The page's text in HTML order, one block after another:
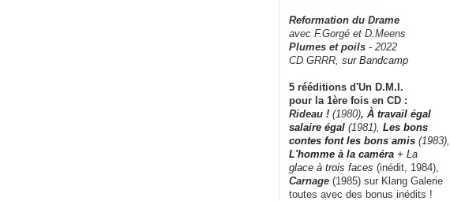
Reformation du Drame
avec F.Gorgé et D.Meens
Plumes et poils - 2022
CD GRRR, sur Bandcamp
5 rééditions d'Un D.M.I.
pour la 1ère fois en CD :
Rideau ! (1980), À travail égal
salaire égal (1981), Les bons
contes font les bons amis (1983),
L'homme à la caméra + La
glace à trois faces (inédit, 1984),
Carnage (1985) sur Klang Galerie
toutes avec des bonus inédits !